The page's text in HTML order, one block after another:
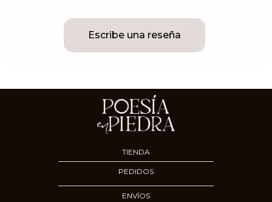
Escribe una reseña
TIENDA
PEDIDOS
ENVÍOS